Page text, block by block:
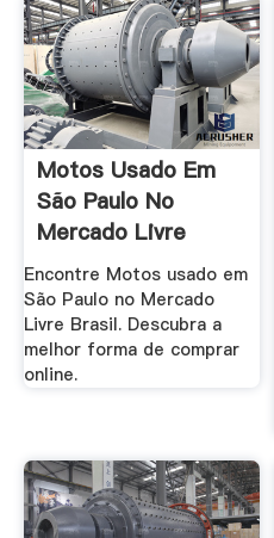
Motos Usado Em
São Paulo No
Mercado Livre
Brasil
Encontre Motos usado em
São Paulo no Mercado
Livre Brasil. Descubra a
melhor forma de comprar
online.